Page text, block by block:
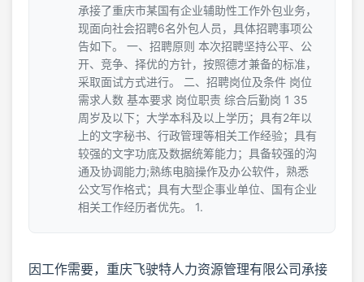
承接了重庆市某国有企业辅助性工作外包业务，
现面向社会招聘6名外包人员，具体招聘事项公
告如下。 一、招聘原则 本次招聘坚持公平、公
开、竞争、择优的方针，按照德才兼备的标准，
采取面试方式进行。 二、招聘岗位及条件 岗位
需求人数 基本要求 岗位职责 综合后勤岗 1 35
周岁及以下；大学本科及以上学历；具有2年以
上的文字秘书、行政管理等相关工作经验；具有
较强的文字功底及数据统筹能力；具备较强的沟
通及协调能力;熟练电脑操作及办公软件，熟悉
公文写作格式；具有大型企事业单位、国有企业
相关工作经历者优先。 1.
因工作需要，重庆飞驶特人力资源管理有限公司承接